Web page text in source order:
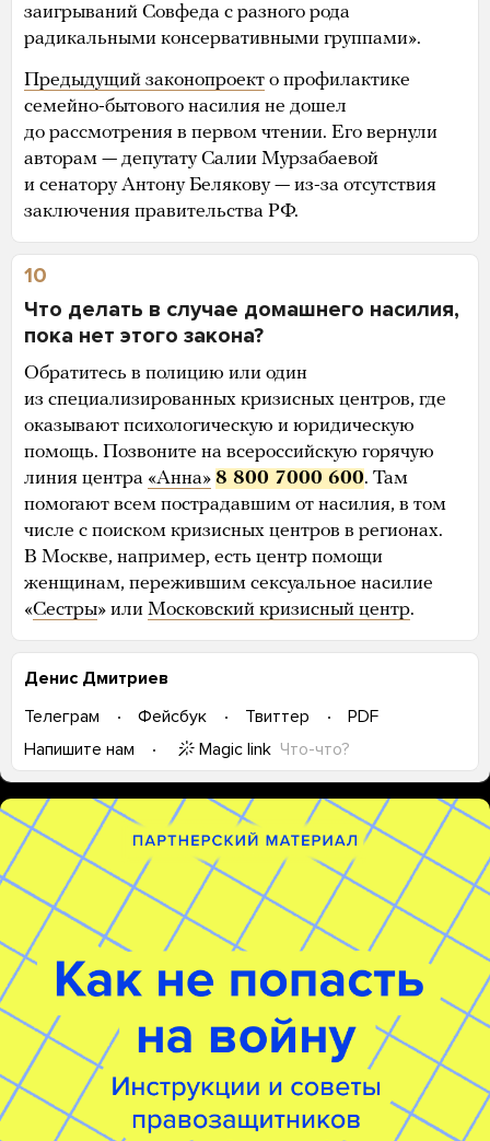
заигрываний Совфеда с разного рода
радикальными консервативными группами».
Предыдущий законопроект о профилактике
семейно-бытового насилия не дошел
до рассмотрения в первом чтении. Его вернули
авторам — депутату Салии Мурзабаевой
и сенатору Антону Белякову — из-за отсутствия
заключения правительства РФ.
10
Что делать в случае домашнего насилия,
пока нет этого закона?
Обратитесь в полицию или один
из специализированных кризисных центров, где
оказывают психологическую и юридическую
помощь. Позвоните на всероссийскую горячую
линия центра «Анна» 8 800 7000 600. Там
помогают всем пострадавшим от насилия, в том
числе с поиском кризисных центров в регионах.
В Москве, например, есть центр помощи
женщинам, пережившим сексуальное насилие
«Сестры» или Московский кризисный центр.
Денис Дмитриев
Телеграм
Фейсбук Твиттер
PDF
Напишите нам
Magic link Что-что?